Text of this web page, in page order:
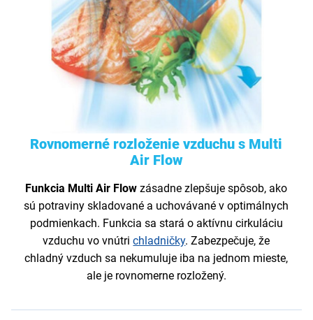
Rovnomerné rozloženie vzduchu s Multi
Air Flow
Funkcia Multi Air Flow zásadne zlepšuje spôsob, ako
sú potraviny skladované a uchovávané v optimálnych
podmienkach. Funkcia sa stará o aktívnu cirkuláciu
vzduchu vo vnútrichladničky. Zabezpečuje, že
chladný vzduch sa nekumuluje iba na jednom mieste,
ale je rovnomerne rozložený.